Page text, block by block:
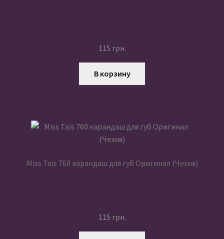
115 грн.
В корзину
Miss Tais 760 карандаш для губ Оригинал (Чехия)
115 грн.